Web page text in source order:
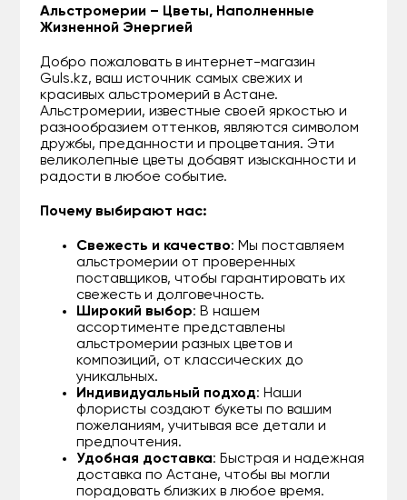
Альстромерии – Цветы, Наполненные
Жизненной Энергией
Добро пожаловать в интернет-магазин
Guls.kz, ваш источник самых свежих и
красивых альстромерий в Астане.
Альстромерии, известные своей яркостью и
разнообразием оттенков, являются символом
дружбы, преданности и процветания. Эти
великолепные цветы добавят изысканности и
радости в любое событие.
Почему выбирают нас:
Свежесть и качество: Мы поставляем
альстромерии от проверенных
поставщиков, чтобы гарантировать их
свежесть и долговечность.
Широкий выбор: В нашем
ассортименте представлены
альстромерии разных цветов и
композиций, от классических до
уникальных.
Индивидуальный подход: Наши
флористы создают букеты по вашим
пожеланиям, учитывая все детали и
предпочтения.
Удобная доставка: Быстрая и надежная
доставка по Астане, чтобы вы могли
порадовать близких в любое время.